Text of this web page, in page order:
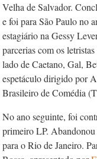
Velha de Salvador.
e foi para São Paulo no
estagiário na Gessy
parcerias com os
lado de Caetano, Gal,
espetáculo dirigido por
Brasileiro de Comédia
No ano seguinte, foi
primeiro LP.
para o Rio de Janeiro.